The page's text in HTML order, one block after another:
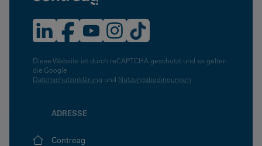
Diese Website ist durch reCAPTCHA geschützt und es gelten
die Google
Datenschutzerklärung und Nutzungsbedingungen
ADRESSE
Contreag